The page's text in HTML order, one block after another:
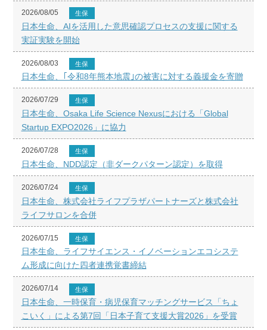
2026/08/05 生保
日本生命、AIを活用した意思確認プロセスの支援に関する
実証実験を開始
2026/08/03 生保
日本生命、｢令和8年熊本地震｣の被害に対する義援金を寄贈
2026/07/29 生保
日本生命、Osaka Life Science Nexusにおける「Global
Startup EXPO2026」に協力
2026/07/28 生保
日本生命、NDD認定（非ダークパターン認定）を取得
2026/07/24 生保
日本生命、株式会社ライフプラザパートナーズと株式会社
ライフサロンを合併
2026/07/15 生保
日本生命、ライフサイエンス・イノベーションエコシステ
ム形成に向けた四者連携覚書締結
2026/07/14 生保
日本生命、一時保育・病児保育マッチングサービス「ちょ
こいく」による第7回「日本子育て支援大賞2026」を受賞